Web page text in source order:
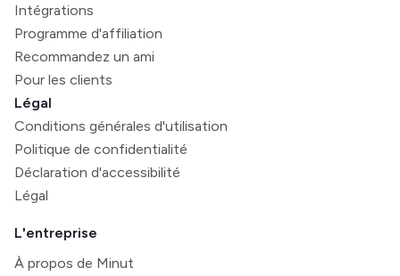
Intégrations
Programme d'affiliation
Recommandez un ami
Pour les clients
Légal
Conditions générales d'utilisation
Politique de confidentialité
Déclaration d'accessibilité
Légal
L'entreprise
À propos de Minut